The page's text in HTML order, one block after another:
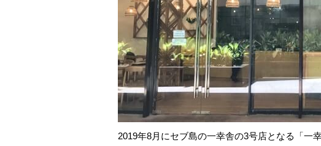
2019年8月にセブ島の一幸舎の3号店となる「一